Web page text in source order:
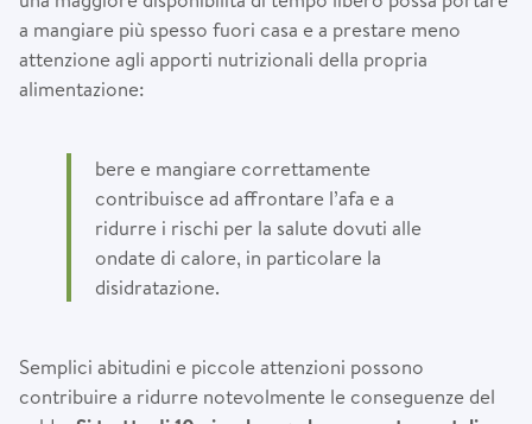
a mangiare più spesso fuori casa e a prestare meno
attenzione agli apporti nutrizionali della propria
alimentazione:
bere e mangiare correttamente
contribuisce ad affrontare l’afa e a
ridurre i rischi per la salute dovuti alle
ondate di calore, in particolare la
disidratazione.
Semplici abitudini e piccole attenzioni possono
contribuire a ridurre notevolmente le conseguenze del